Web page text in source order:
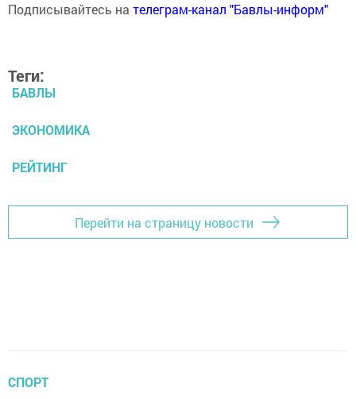
Подписывайтесь на телеграм-канал "Бавлы-информ"
Теги:
БАВЛЫ
ЭКОНОМИКА
РЕЙТИНГ
Перейти на страницу новости
СПОРТ